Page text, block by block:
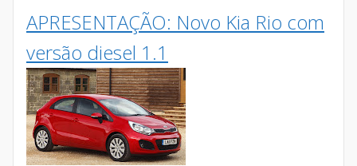
APRESENTAÇÃO: Novo Kia Rio com
versão diesel 1.1